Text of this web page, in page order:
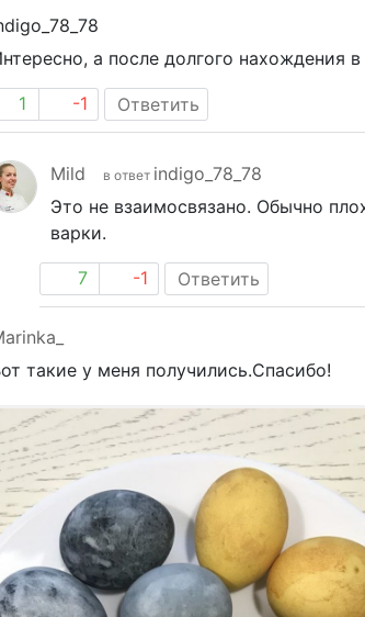
а после долгого нахождения
1 -1 Ответить
Mild в ответ indigo_78_78
Это не взаимосвязано. Обычно
варки.
7 -1 Ответить
такие у меня получились.Спасибо!